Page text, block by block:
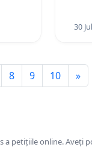
30
8 9 10 »
a petițiile online. Aveți